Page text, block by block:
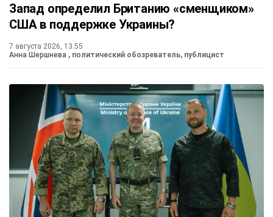
Запад определил Британию «сменщиком»
США в поддержке Украины?
7 августа 2026, 13:55
Анна Шершнева , политический обозреватель, публицист